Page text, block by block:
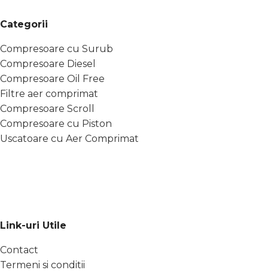
Categorii
Compresoare cu Surub
Compresoare Diesel
Compresoare Oil Free
Filtre aer comprimat
Compresoare Scroll
Compresoare cu Piston
Uscatoare cu Aer Comprimat
Link-uri Utile
Contact
Termeni si conditii